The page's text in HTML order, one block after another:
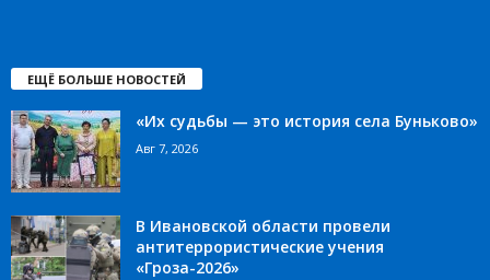
ЕЩЁ БОЛЬШЕ НОВОСТЕЙ
«Их судьбы — это история села Буньково»
Авг 7, 2026
В Ивановской области провели
антитеррористические учения
«Гроза-2026»